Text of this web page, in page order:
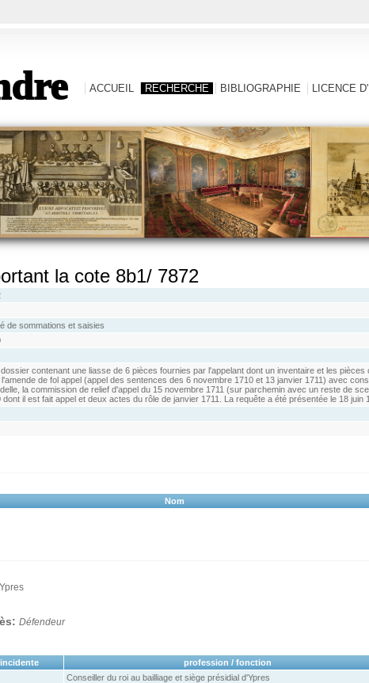
ACCUEIL RECHERCHE BIBLIOGRAPHIE LICENCE
la cote 8b1/ 7872
de sommations et saisies
dossier contenant une liasse de 6 pièces fournies par l'appelant dont un inventaire et les
de fol appel (appel des sentences des 6 novembre 1710 et 13 janvier 1711) avec
la commission de relief d'appel du 15 novembre 1711 (sur parchemin avec un reste de
dont il est fait appel et deux actes du rôle de janvier 1711. La requête a été présentée le 18 juin
Nom
Défendeur
profession / fonction
Conseiller du roi au bailliage et siège présidial d'Ypres